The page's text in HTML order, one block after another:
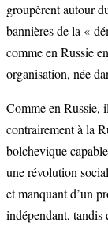
groupèrent autour
bannières de la «
comme en Russie
organisation, née
Comme en Russie,
contrairement à la
bolchevique
une révolution
et manquant d’un
indépendant,